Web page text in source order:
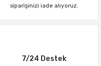
siparişinizi iade alıyoruz.
7/24 Destek